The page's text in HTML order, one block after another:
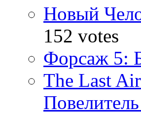
Новый
152 votes
Форсаж 5:
The Last